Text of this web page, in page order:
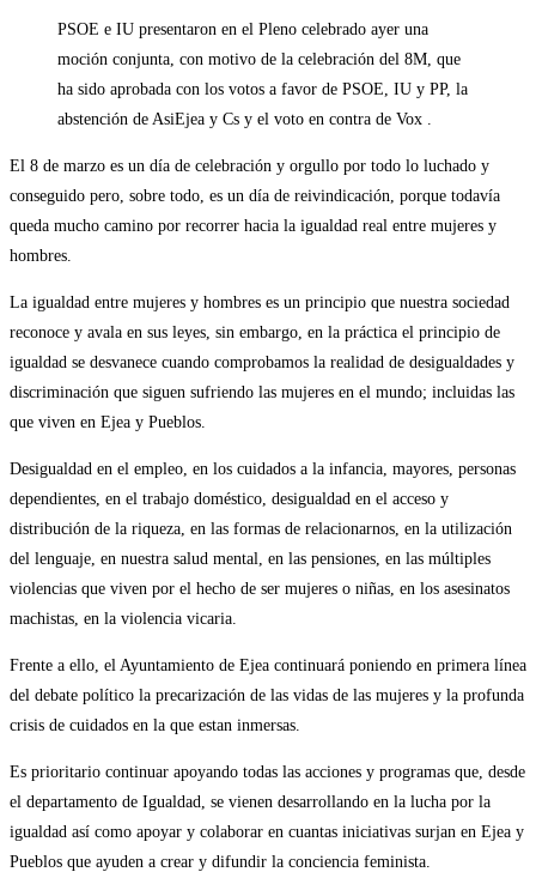
entrada:
la
entrada:
PSOE e IU presentaron en el Pleno celebrado ayer una
moción conjunta, con motivo de la celebración del 8M, que
ha sido aprobada con los votos a favor de PSOE, IU y PP, la
abstención de AsiEjea y Cs y el voto en contra de Vox .
El 8 de marzo es un día de celebración y orgullo por todo lo luchado y
conseguido pero, sobre todo, es un día de reivindicación, porque todavía
queda mucho camino por recorrer hacia la igualdad real entre mujeres y
hombres.
La igualdad entre mujeres y hombres es un principio que nuestra sociedad
reconoce y avala en sus leyes, sin embargo, en la práctica el principio de
igualdad se desvanece cuando comprobamos la realidad de desigualdades y
discriminación que siguen sufriendo las mujeres en el mundo; incluidas las
que viven en Ejea y Pueblos.
Desigualdad en el empleo, en los cuidados a la infancia, mayores, personas
dependientes, en el trabajo doméstico, desigualdad en el acceso y
distribución de la riqueza, en las formas de relacionarnos, en la utilización
del lenguaje, en nuestra salud mental, en las pensiones, en las múltiples
violencias que viven por el hecho de ser mujeres o niñas, en los asesinatos
machistas, en la violencia vicaria.
Frente a ello, el Ayuntamiento de Ejea continuará poniendo en primera línea
del debate político la precarización de las vidas de las mujeres y la profunda
crisis de cuidados en la que estan inmersas.
Es prioritario continuar apoyando todas las acciones y programas que, desde
el departamento de Igualdad, se vienen desarrollando en la lucha por la
igualdad así como apoyar y colaborar en cuantas iniciativas surjan en Ejea y
Pueblos que ayuden a crear y difundir la conciencia feminista.